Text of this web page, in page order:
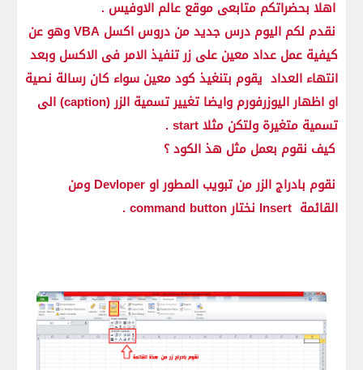
اهلا بحضراتكم متابعى موقع عالم الاوفيس .
نقدم لكم اليوم درس جديد من دروس اكسل VBA وهو عن
كيفية عمل عداد معين على زر تنفيذ الامر فى الاكسل وبعد
انتهاء العداد يقوم بتنغيذ كود معين سواء كان رسالة نصية
او اظهار اليوزرفورم وايضا تغيير تسمية الزر (caption) الى
تسمية متغيرة ولتكن مثلا start .
كيف نقوم بعمل مثل هذ الكود ؟
نقوم بادراج الزر من تبويب المطور او Devloper ومن
القائمة Insert نختار command button .